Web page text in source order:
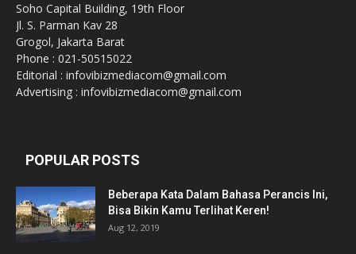
Soho Capital Building, 19th Floor
Jl. S. Parman Kav 28
Grogol, Jakarta Barat
Phone : 021-50515022
Editorial : infovibizmediacom@gmail.com
Advertising : infovibizmediacom@gmail.com
POPULAR POSTS
Beberapa Kata Dalam Bahasa Perancis Ini,
Bisa Bikin Kamu Terlihat Keren!
Aug 12, 2019